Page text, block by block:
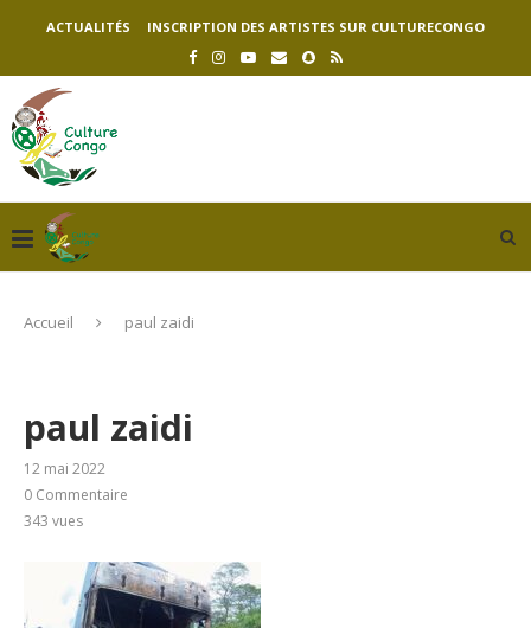
ACTUALITÉS INSCRIPTION DES ARTISTES SUR CULTURECONGO
Accueil paul zaidi
paul zaidi
12 mai 2022
0 Commentaire
343 vues